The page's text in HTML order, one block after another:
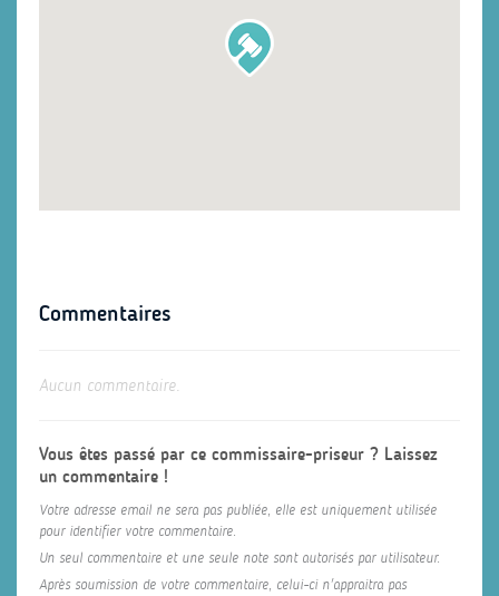
Commentaires
Aucun commentaire.
Vous êtes passé par ce commissaire-priseur ? Laissez
un commentaire !
Votre adresse email ne sera pas publiée, elle est uniquement utilisée
pour identifier votre commentaire.
Un seul commentaire et une seule note sont autorisés par utilisateur.
Après soumission de votre commentaire, celui-ci n'appraitra pas